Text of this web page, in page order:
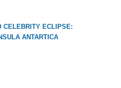
CELEBRITY ECLIPSE:
ANTARTICA